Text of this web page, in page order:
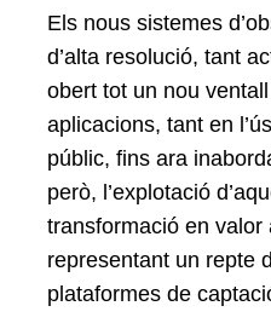
Els nous sistemes
d’alta resolució, tant
obert tot un nou
aplicacions, tant en
públic, fins ara
però, l’explotació
transformació en valor
representant un repte
plataformes de
Search
for: